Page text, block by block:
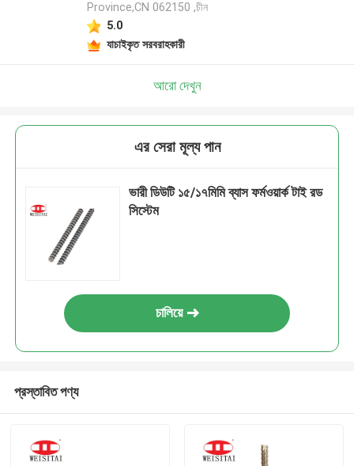
Province,CN 062150 ,চীন
5.0
যাচাইকৃত সরবরাহকারী
আরো দেখুন
এর সেরা মূল্য পান
ভারী ডিউটি ১৫/১৭মিমি ব্যাস ফর্মওয়ার্ক টাই রড
সিস্টেম
চালিয়ে
প্রস্তাবিত পণ্য